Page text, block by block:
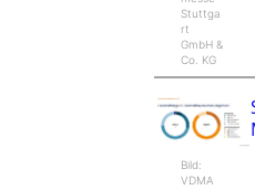
Stuttga
rt
GmbH &
Co. KG
Bild:
VDMA